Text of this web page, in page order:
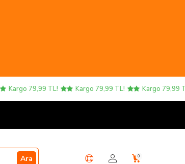
Kargo 79,99 TL! Kargo 79,99 TL! Kargo 79,99 TL!
Ara 0